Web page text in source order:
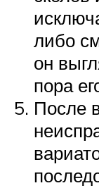
либо
он
пора
После